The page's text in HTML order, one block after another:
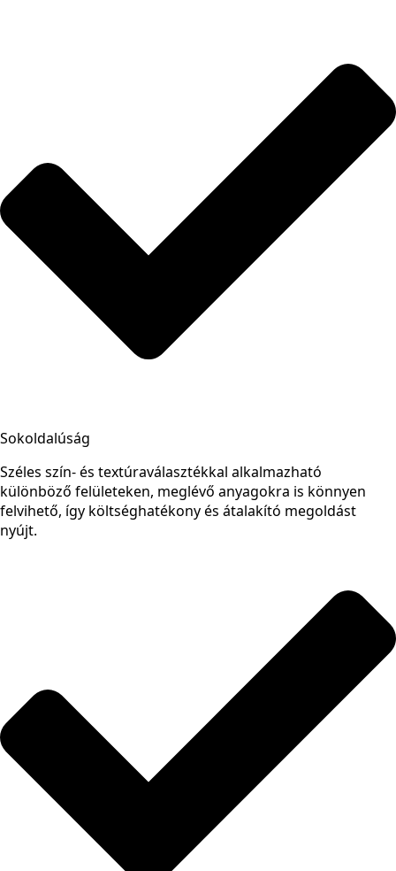
Sokoldalúság
Széles szín- és textúraválasztékkal alkalmazható
különböző felületeken, meglévő anyagokra is könnyen
felvihető, így költséghatékony és átalakító megoldást
nyújt.